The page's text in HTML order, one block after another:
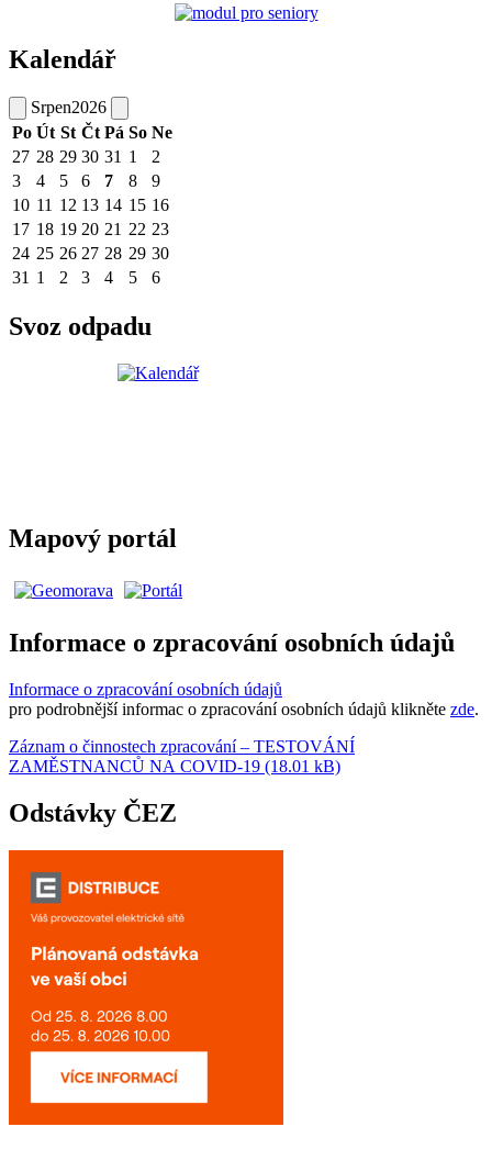
Kalendář
Srpen2026
Po Út St Čt Pá So Ne
27 28 29 30 31 1
2
3
4 5 6 7 8
9
10 11 12 13 14 15 16
17 18 19 20 21 22 23
24 25 26 27 28 29 30
31 1 2 3 4 5 6
Svoz odpadu
Mapový portál
Informace o zpracování osobních údajů
Informace o zpracování osobních údajů
pro podrobnější informac o zpracování osobních údajů klikněte zde.
Záznam o činnostech zpracování – TESTOVÁNÍ
ZAMĚSTNANCŮ NA COVID-19 (18.01 kB)
Odstávky ČEZ